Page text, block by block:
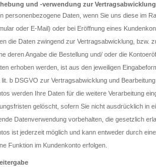
und -verwendung zur
personenbezogene Daten, wenn Sie uns diese im
oder E-Mail) oder bei Eröffnung eines
die Daten zwingend zur Vertragsabwicklung, bzw.
deren Angabe die Bestellung und/ oder die
erhoben werden, ist aus den jeweiligen
lit. b DSGVO zur Vertragsabwicklung und
werden Ihre Daten für die weitere Verarbeitung
gelöscht, sofern Sie nicht ausdrücklich in
Datenverwendung vorbehalten, die gesetzlich
ist jederzeit möglich und kann entweder durch
Funktion im Kundenkonto erfolgen.